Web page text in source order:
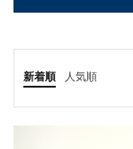
新着順 人気順